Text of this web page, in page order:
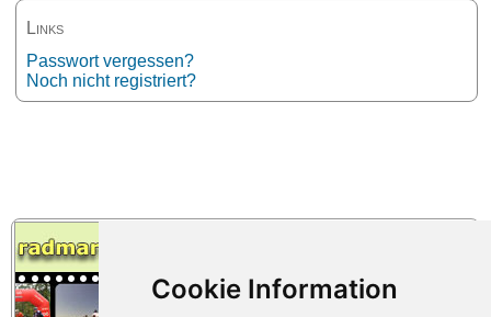
Links
Passwort vergessen?
Noch nicht registriert?